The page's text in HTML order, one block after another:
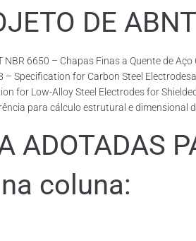
DE ABNT
6650 – Chapas Finas a Quente de
Specification for Carbon Steel
for Low-Alloy Steel Electrodes for
para cálculo estrutural e dimensional
ADOTADAS
coluna: